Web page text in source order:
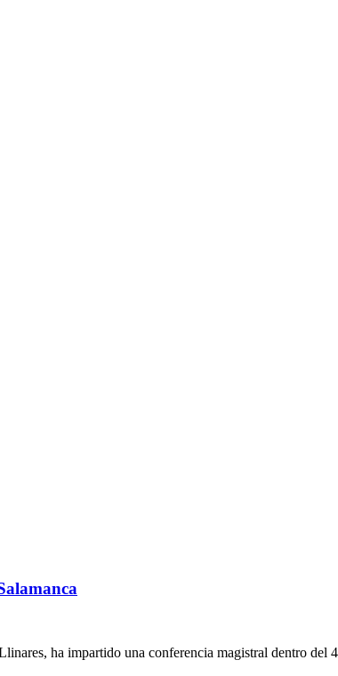
ha impartido una conferencia magistral dentro del